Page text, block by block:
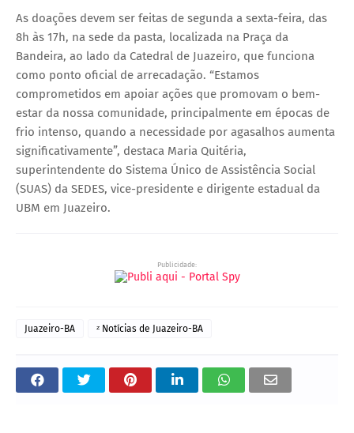
As doações devem ser feitas de segunda a sexta-feira, das
8h às 17h, na sede da pasta, localizada na Praça da
Bandeira, ao lado da Catedral de Juazeiro, que funciona
como ponto oficial de arrecadação. “Estamos
comprometidos em apoiar ações que promovam o bem-
estar da nossa comunidade, principalmente em épocas de
frio intenso, quando a necessidade por agasalhos aumenta
significativamente”, destaca Maria Quitéria,
superintendente do Sistema Único de Assistência Social
(SUAS) da SEDES, vice-presidente e dirigente estadual da
UBM em Juazeiro.
Publicidade:
Juazeiro-BA ᶻ Notícias de Juazeiro-BA